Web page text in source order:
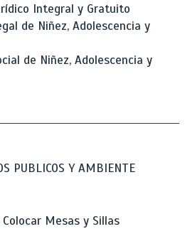
Integral y Gratuito
de Niñez, Adolescencia y
de Niñez, Adolescencia y
PUBLICOS Y AMBIENTE
Mesas y Sillas